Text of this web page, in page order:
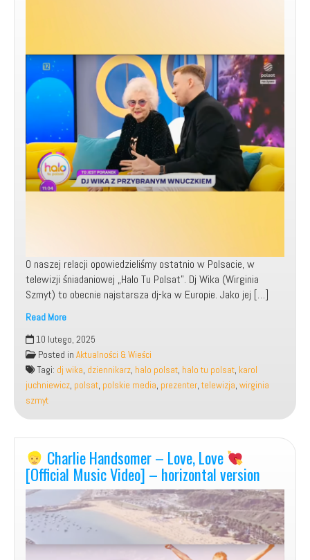
O naszej relacji opowiedzieliśmy ostatnio w Polsacie, w
telewizji śniadaniowej „Halo Tu Polsat”. Dj Wika (Wirginia
Szmyt) to obecnie najstarsza dj-ka w Europie. Jako jej […]
Read More
Udział,
jako
Gość
w
Telewizji
Śniadaniowej:
„Halo
Tu
Polsat”
razem
z
dj
Wiką!
10 lutego, 2025
Posted in Aktualności & Wieści
Tagi: dj wika, dziennikarz, halo polsat, halo tu polsat, karol
juchniewicz, polsat, polskie media, prezenter,telewizja, wirginia
szmyt
Charlie Handsomer – Love, Love
[Official Music Video] – horizontal version